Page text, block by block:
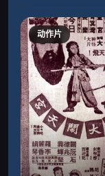
动作片